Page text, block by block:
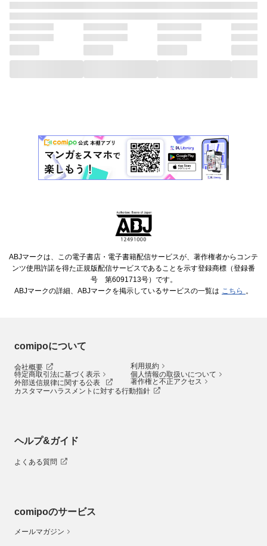
ABJマークは、この電子書店・電子書籍配信サービスが、著作権者からコンテ
ンツ使用許諾を得た正規版配信サービスであることを示す登録商標（登録番
号 第6091713号）です。
ABJマークの詳細、ABJマークを掲示しているサービスの一覧は こちら 。
comipoについて
会社概要
利用規約
特定商取引法に基づく表示
個人情報の取扱いについて
外部送信規律に関する公表
著作権と不正アクセス
カスタマーハラスメントに対する行動指針
ヘルプ&ガイド
よくある質問
comipoのサービス
メールマガジン